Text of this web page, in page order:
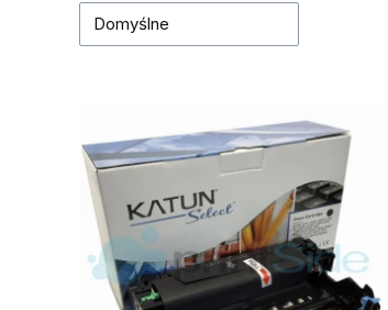
Domyślne